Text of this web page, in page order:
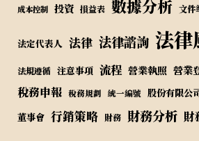
成本控制 投資 損益表 數據分析 文件
法定代表人 法律 法律諮詢 法律
法規遵循 注意事項 流程 營業執照 營業
稅務申報 稅務規劃 統一編號 股份有限公
董事會 行銷策略 財務 財務分析 財